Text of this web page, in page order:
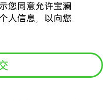
您同意允许宝澜
人信息，以向您